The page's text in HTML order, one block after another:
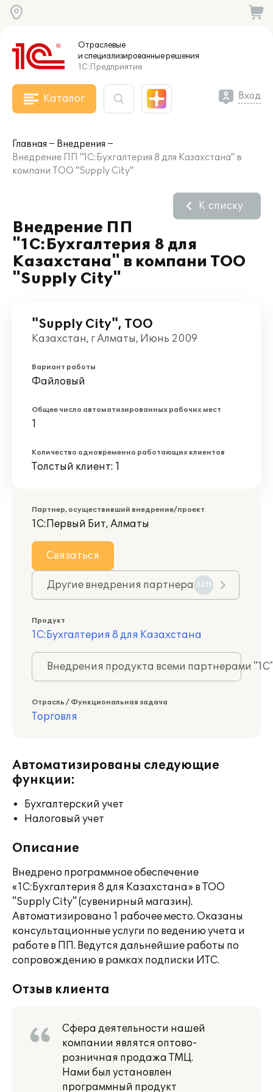
Отраслевые
и специализированныерешения
1С:Предприятие
Каталог Вход
Главная
Внедрения
Внедрение ПП "1С:Бухгалтерия 8 для Казахстана" в
компани ТОО "Supply City"
Внедрение ПП
"1С:Бухгалтерия 8 для
Казахстана" в компани ТОО
"Supply City"
К списку
"Supply City", ТОО
Казахстан, г Алматы, Июнь 2009
Вариант работы
Файловый
Общее число автоматизированных рабочих мест
1
Количество одновременно работающих клиентов
Толстый клиент: 1
Партнер, осуществивший внедрение/проект
1С:Первый Бит, Алматы
Связаться
Другие внедрения партнера 3211
Продукт
1С:Бухгалтерия 8 для Казахстана
Внедрения продукта всеми партнерами
Отрасль / Функциональная задача
Торговля
Автоматизированы следующие
функции:
Бухгалтерский учет
Налоговый учет
Описание
Внедрено программное обеспечение
«1С:Бухгалтерия 8 для Казахстана» в ТОО
"Supply City" (сувенирный магазин).
Автоматизировано 1 рабочее место. Оказаны
консультационные услуги по ведению учета и
работе в ПП. Ведутся дальнейшие работы по
сопровождению в рамках подписки ИТС.
Отзыв клиента
Сфера деятельности нашей
компании являтся оптово-
розничная продажа ТМЦ.
Нами был установлен
программный продукт